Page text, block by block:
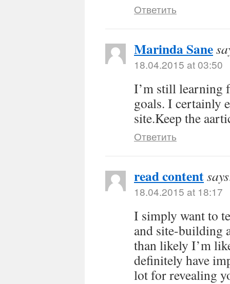
Ответить
Marinda Sane
18.04.2015 at 03:50
I’m still learning
goals. I certainly
site.Keep the
Ответить
read content
18.04.2015 at 18:17
I simply want to
and site-building
than likely I’m
definitely have
lot for revealing